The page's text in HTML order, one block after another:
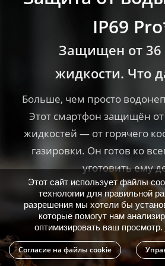
Больше, чем просто
Этот смартфон защищён
жидкостей — от горячего
газировки. Он готов ко
уготовить ему
Защищен от 36
жидкости. Что
IP69
Больше, чем просто
Этот смартфон защищён
жидкостей — от горячего
газировки. Он готов ко
уготовить ему
Защищен от 36
жидкости. Что
IP69
Больше, чем просто
Этот смартфон защищён
жидкостей — от горячего
газировки. Он готов ко
уготовить ему
Защищен от 36
жидкости. Что
IP69
Этот сайт использует файлы
технологии для правильной
разрешения мы хотели бы
которые помогут нам
оптимизировать ваш просмотр.
Согласие на файлы cookie